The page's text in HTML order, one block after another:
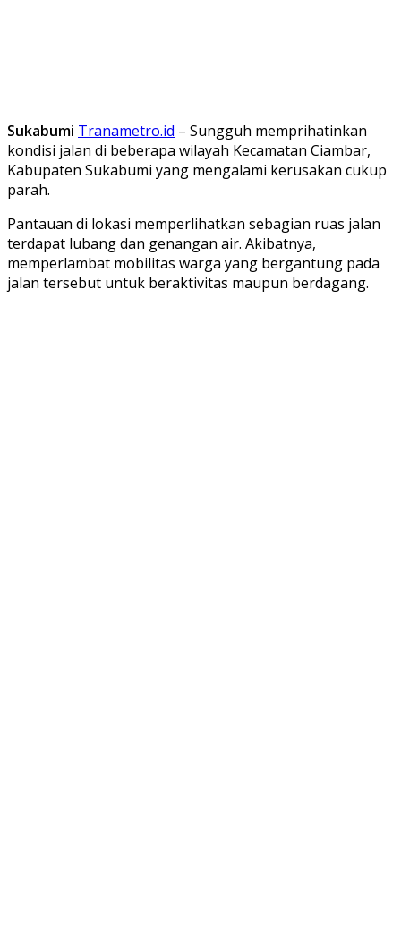
Sukabumi Tranametro.id – Sungguh memprihatinkan
kondisi jalan di beberapa wilayah Kecamatan Ciambar,
Kabupaten Sukabumi yang mengalami kerusakan cukup
parah.
Pantauan di lokasi memperlihatkan sebagian ruas jalan
terdapat lubang dan genangan air. Akibatnya,
memperlambat mobilitas warga yang bergantung pada
jalan tersebut untuk beraktivitas maupun berdagang.